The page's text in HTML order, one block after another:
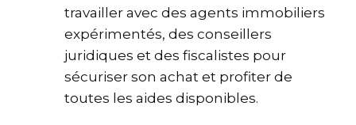
travailler avec des agents immobiliers
expérimentés, des conseillers
juridiques et des fiscalistes pour
sécuriser son achat et profiter de
toutes les aides disponibles.